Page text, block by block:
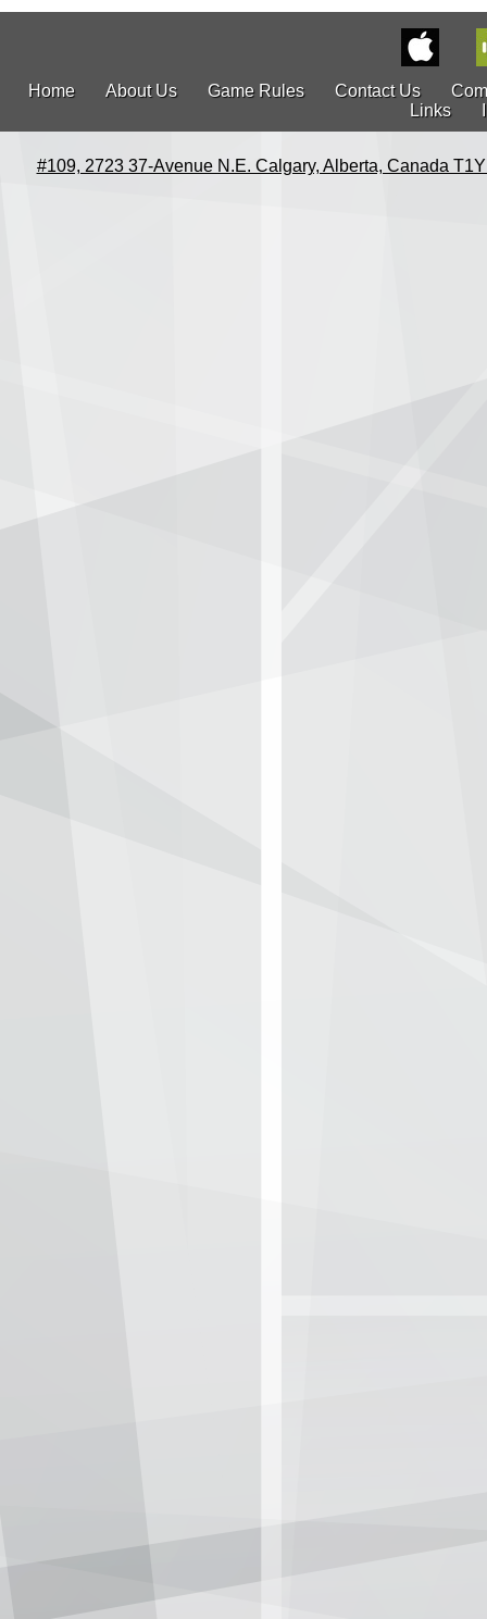
Home About Us Game Rules Contact Us
Links
#109, 2723 37-Avenue N.E. Calgary, Alberta, Canada